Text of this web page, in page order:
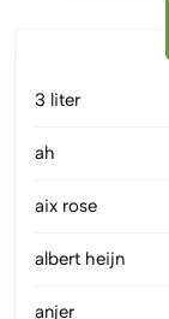
3 liter
ah
aix rose
albert heijn
anjer